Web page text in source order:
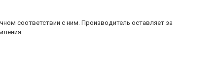
соответствии с ним. Производитель оставляет за